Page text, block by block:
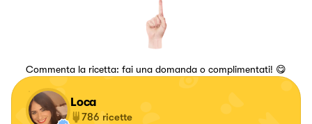
Commenta la ricetta: fai una domanda o complimentati! 😋
Loca
786 ricette